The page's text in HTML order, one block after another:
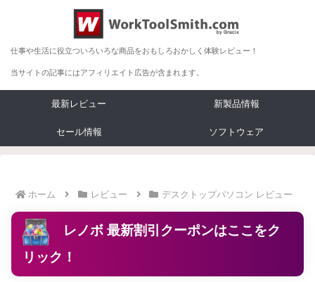
仕事や生活に役立ついろいろな商品をおもしろおかしく体験レビュー！
当サイトの記事にはアフィリエイト広告が含まれます。
最新レビュー 新製品情報
セール情報 ソフトウェア
ホーム レビュー デスクトップパソコン レビュー
レノボ 最新割引クーポンはここをク
リック！